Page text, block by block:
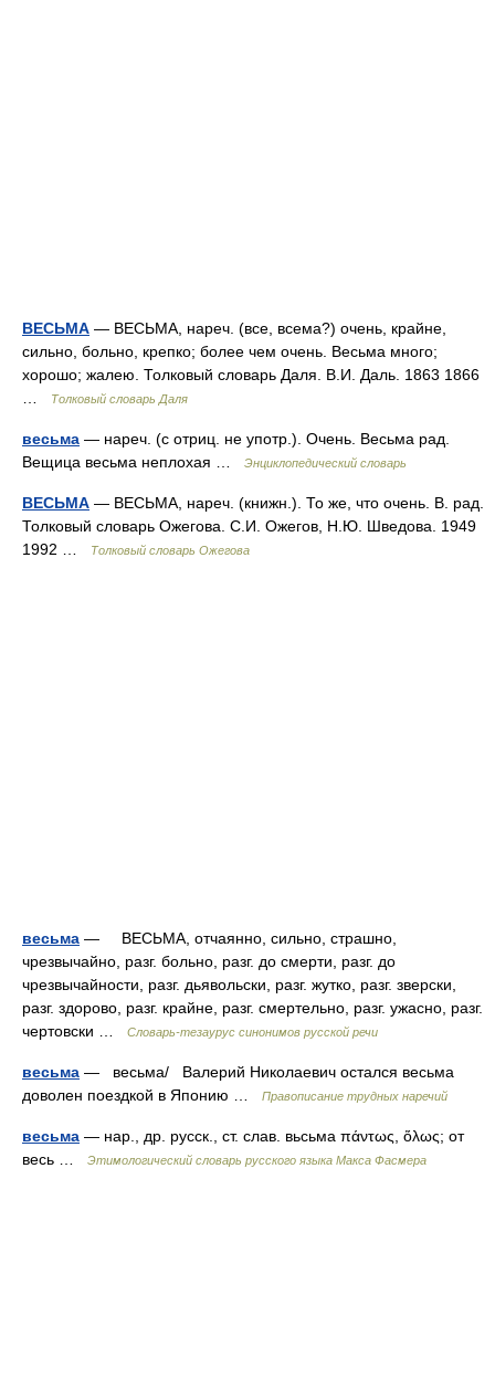
ВЕСЬМА — ВЕСЬМА, нареч. (все, всема?) очень, крайне,
сильно, больно, крепко; более чем очень. Весьма много;
хорошо; жалею. Толковый словарь Даля. В.И. Даль. 1863 1866
Толковый словарь Даля
весьма — нареч. (с отриц. не употр.). Очень. Весьма рад.
Вещица весьма неплохая …
Энциклопедический словарь
ВЕСЬМА — ВЕСЬМА, нареч. (книжн.). То же, что очень. В. рад.
Толковый словарь Ожегова. С.И. Ожегов, Н.Ю. Шведова. 1949
1992 …
Толковый словарь Ожегова
весьма — ВЕСЬМА, отчаянно, сильно, страшно,
чрезвычайно, разг. больно, разг. до смерти, разг. до
чрезвычайности, разг. дьявольски, разг. жутко, разг. зверски,
разг. здорово, разг. крайне, разг. смертельно, разг. ужасно, разг.
чертовски …
Словарь-тезаурус синонимов русской речи
весьма — весьма/ Валерий Николаевич остался весьма
доволен поездкой в Японию …
Правописание трудных наречий
весьма — нар., др. русск., ст. слав. вьсьма πάντως, ὅλως; от
весь …
Этимологический словарь русского языка Макса Фасмера